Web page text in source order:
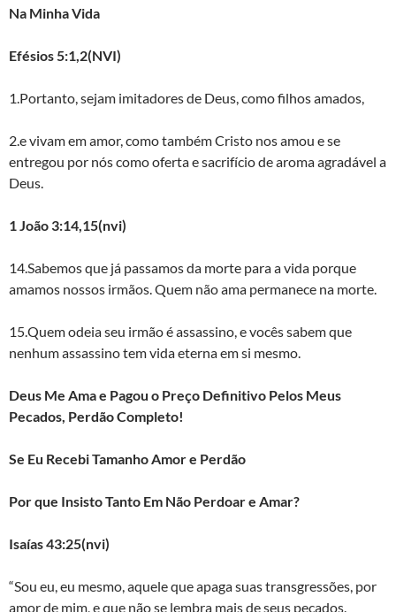
Na Minha Vida
Efésios 5:1,2(NVI)
1.Portanto, sejam imitadores de Deus, como filhos amados,
2.e vivam em amor, como também Cristo nos amou e se
entregou por nós como oferta e sacrifício de aroma agradável a
Deus.
1 João 3:14,15(nvi)
14.Sabemos que já passamos da morte para a vida porque
amamos nossos irmãos. Quem não ama permanece na morte.
15.Quem odeia seu irmão é assassino, e vocês sabem que
nenhum assassino tem vida eterna em si mesmo.
Deus Me Ama e Pagou o Preço Definitivo Pelos Meus
Pecados, Perdão Completo!
Se Eu Recebi Tamanho Amor e Perdão
Por que Insisto Tanto Em Não Perdoar e Amar?
Isaías 43:25(nvi)
“Sou eu, eu mesmo, aquele que apaga suas transgressões, por
amor de mim, e que não se lembra mais de seus pecados.